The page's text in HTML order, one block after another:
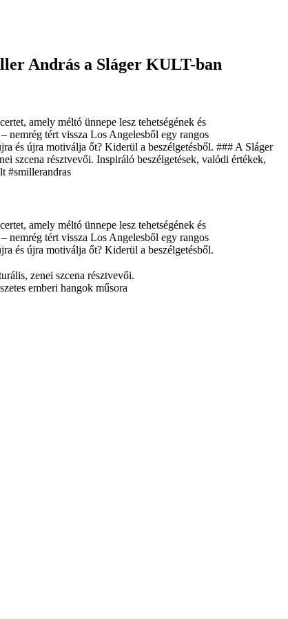
András a Sláger KULT-ban
amely méltó ünnepe lesz tehetségének és
nemrég tért vissza Los Angelesből egy rangos
és újra motiválja őt? Kiderül a beszélgetésből. ### A Sláger
szcena résztvevői. Inspiráló beszélgetések, valódi értékek,
#smillerandras
amely méltó ünnepe lesz tehetségének és
nemrég tért vissza Los Angelesből egy rangos
és újra motiválja őt? Kiderül a beszélgetésből.
zenei szcena résztvevői.
emberi hangok műsora